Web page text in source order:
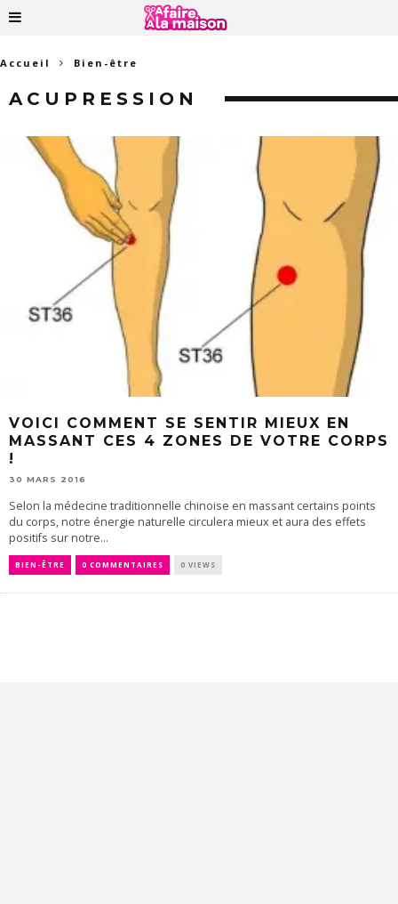
Accueil Bien-être
ACUPRESSION
VOICI COMMENT SE SENTIR MIEUX EN
MASSANT CES 4 ZONES DE VOTRE CORPS
!
30 MARS 2016
Selon la médecine traditionnelle chinoise en massant certains points
du corps, notre énergie naturelle circulera mieux et aura des effets
positifs sur notre...
BIEN-ÊTRE 0 COMMENTAIRES 0 VIEWS